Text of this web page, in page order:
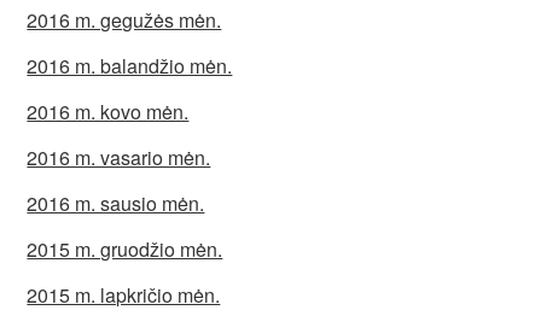
2016 m. gegužės mėn.
2016 m. balandžio mėn.
2016 m. kovo mėn.
2016 m. vasario mėn.
2016 m. sausio mėn.
2015 m. gruodžio mėn.
2015 m. lapkričio mėn.